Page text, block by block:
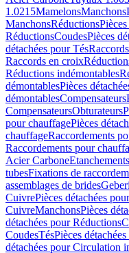
1.0215MamelonsManchons
ManchonsRéductions
RéductionsCoudesPièces
détachées pour Tés
Raccords en croix
Réductions indémontables
démontablesPièces
démontablesCompensateurs
CompensateursObturateurs
pour chauffagePièces
chauffageRaccordements
Raccordements pour
Acier Carbone
tubesFixations de
assemblages de brides
CuivrePièces détachées
CuivreManchonsPièces
détachées pour Réductions
CoudesTésPièces
détachées pour Circulation